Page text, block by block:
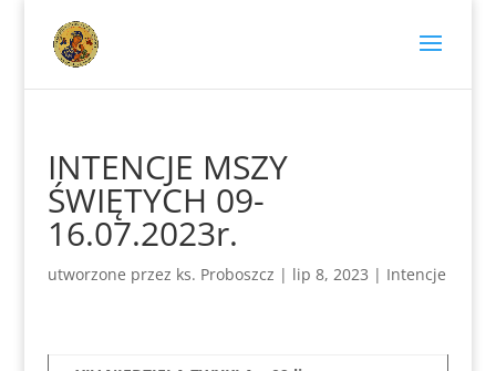
INTENCJE MSZY
ŚWIĘTYCH 09-
16.07.2023r.
utworzone przez ks. Proboszcz | lip 8, 2023 | Intencje